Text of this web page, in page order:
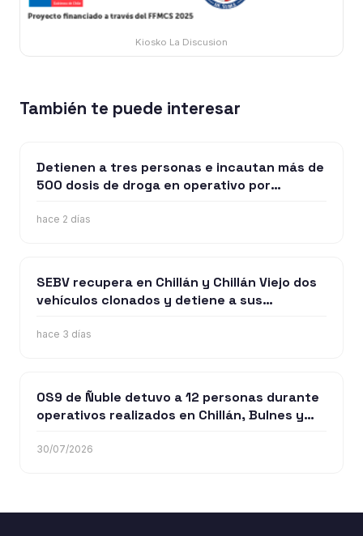
Kiosko La Discusion
También te puede interesar
Detienen a tres personas e incautan más de
500 dosis de droga en operativo por
hace 2 días
SEBV recupera en Chillán y Chillán Viejo dos
vehículos clonados y detiene a sus
hace 3 días
OS9 de Ñuble detuvo a 12 personas durante
operativos realizados en Chillán, Bulnes y
30/07/2026